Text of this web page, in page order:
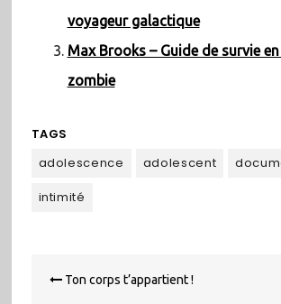
voyageur galactique
Max Brooks – Guide de survie
zombie
TAGS
adolescence
adolescent
intimité
de Ton corps t’appartient !